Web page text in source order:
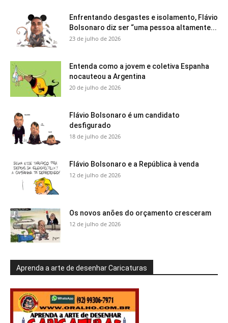
Enfrentando desgastes e isolamento, Flávio
Bolsonaro diz ser “uma pessoa altamente...
23 de julho de 2026
Entenda como a jovem e coletiva Espanha
nocauteou a Argentina
20 de julho de 2026
Flávio Bolsonaro é um candidato
desfigurado
18 de julho de 2026
Flávio Bolsonaro e a República à venda
12 de julho de 2026
Os novos anões do orçamento cresceram
12 de julho de 2026
Aprenda a arte de desenhar Caricaturas